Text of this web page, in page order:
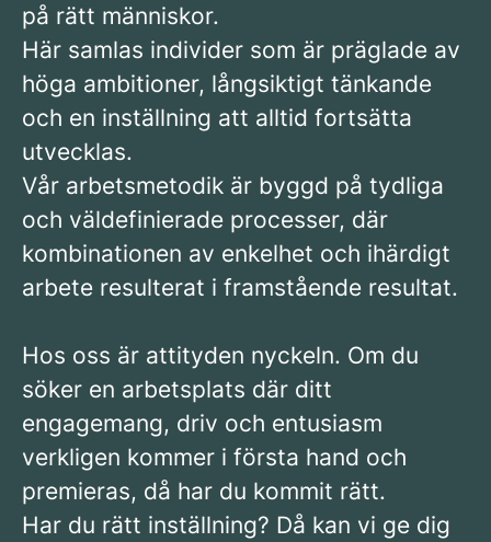
på rätt människor.
Här samlas individer som är präglade av
höga ambitioner, långsiktigt tänkande
och en inställning att alltid fortsätta
utvecklas.
Vår arbetsmetodik är byggd på tydliga
och väldefinierade processer, där
kombinationen av enkelhet och ihärdigt
arbete resulterat i framstående resultat.
Hos oss är attityden nyckeln. Om du
söker en arbetsplats där ditt
engagemang, driv och entusiasm
verkligen kommer i första hand och
premieras, då har du kommit rätt.
Har du rätt inställning? Då kan vi ge dig